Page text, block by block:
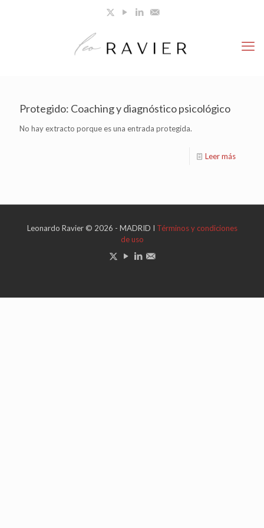
Protegido: Coaching y diagnóstico psicológico
No hay extracto porque es una entrada protegida.
Leer más
Leonardo Ravier © 2026 - MADRID I Términos y condiciones
de uso